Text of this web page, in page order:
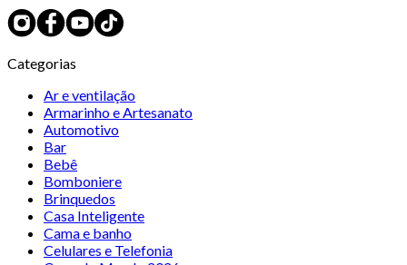
Categorias
Ar e ventilação
Armarinho e Artesanato
Automotivo
Bar
Bebê
Bomboniere
Brinquedos
Casa Inteligente
Cama e banho
Celulares e Telefonia